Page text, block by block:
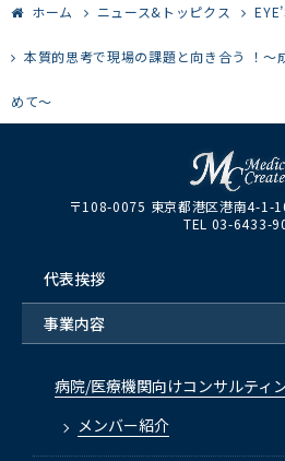
ホーム ニュース&トッピクス
本質的思考で現場の課題と向き合う ！～
めて～
〒108-0075 東京都港区港南4-1-
TEL 03-6433-
代表挨拶
事業内容
病院/医療機関向けコンサルティ
メンバー紹介